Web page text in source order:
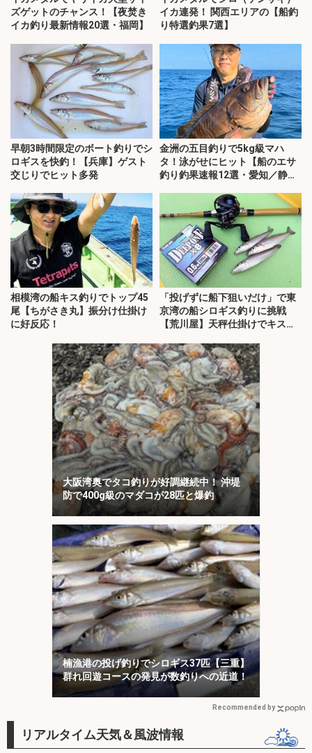
ズゲットのチャンス！【夜焚き
イカ釣り最新情報20選・福岡】
イカ連発！ 関西エリアの【船釣
り特選釣果7選】
早朝3時間限定のボート釣りでシ
ロギスを快釣！【兵庫】ゲスト
交じりでヒット多発
金洲の五目釣りで5kg級マハ
タ！泳がせにヒット【船のエサ
釣り釣果速報12選・愛知／静
相模湾の船キス釣りでトップ45
尾【ちがさき丸】振分け仕掛け
に好反応！
「投げずに船下狙いだけ」で東
京湾の船シロギス釣りに挑戦
【荒川屋】天秤仕掛けでキス約
大阪湾奥でタコ釣りが好調継続中！ 沖堤
防で400g級のマダコが28匹と爆釣
楠漁港の投げ釣りでシロギス37匹【三重】
群れ回遊コースの発見が数釣りへの近道！
Recommended by
リアルタイム天気＆風波情報